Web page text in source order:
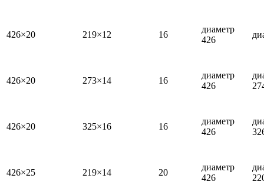
426×20 219×12 16
диаметр
426
426×20 273×14 16
диаметр
426
426×20 325×16 16
диаметр
426
426×25 219×14 20
диаметр
426